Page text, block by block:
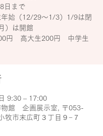
日まで
年始（12/29～1/3）1/9は閉
）は開館
円 高大生200円 中学生
9:30 – 17:00
物館 企画展示室, 〒053-
牧市末広町３丁目９−７